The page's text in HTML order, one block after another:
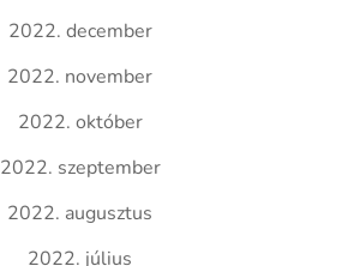
2022. december
2022. november
2022. október
2022. szeptember
2022. augusztus
2022. július